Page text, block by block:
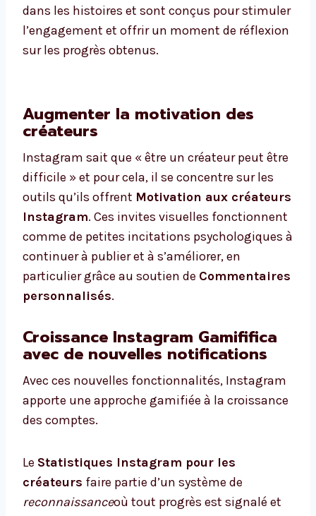
dans les histoires et sont conçus pour stimuler
l’engagement et offrir un moment de réflexion
sur les progrès obtenus.
Augmenter la motivation des
créateurs
Instagram sait que « être un créateur peut être
difficile » et pour cela, il se concentre sur les
outils qu’ils offrent Motivation aux créateurs
Instagram. Ces invites visuelles fonctionnent
comme de petites incitations psychologiques à
continuer à publier et à s’améliorer, en
particulier grâce au soutien de Commentaires
personnalisés.
Croissance Instagram Gamififica
avec de nouvelles notifications
Avec ces nouvelles fonctionnalités, Instagram
apporte une approche gamifiée à la croissance
des comptes.
Le Statistiques Instagram pour les
créateurs faire partie d’un système de
reconnaissanceoù tout progrès est signalé et